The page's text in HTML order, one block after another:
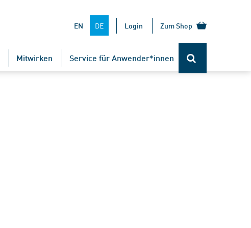
EN DE Login Zum Shop
Mitwirken Service für Anwender*innen